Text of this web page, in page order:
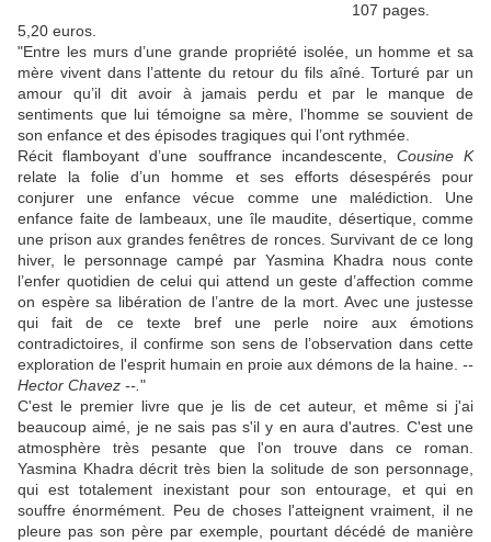
107 pages.
5,20 euros.
"Entre les murs d’une grande propriété isolée, un homme et sa
mère vivent dans l’attente du retour du fils aîné. Torturé par un
amour qu’il dit avoir à jamais perdu et par le manque de
sentiments que lui témoigne sa mère, l’homme se souvient de
son enfance et des épisodes tragiques qui l’ont rythmée.
Récit flamboyant d’une souffrance incandescente, Cousine K
relate la folie d’un homme et ses efforts désespérés pour
conjurer une enfance vécue comme une malédiction. Une
enfance faite de lambeaux, une île maudite, désertique, comme
une prison aux grandes fenêtres de ronces. Survivant de ce long
hiver, le personnage campé par Yasmina Khadra nous conte
l’enfer quotidien de celui qui attend un geste d’affection comme
on espère sa libération de l’antre de la mort. Avec une justesse
qui fait de ce texte bref une perle noire aux émotions
contradictoires, il confirme son sens de l’observation dans cette
exploration de l'esprit humain en proie aux démons de la haine. --
Hector Chavez -- "
C'est le premier livre que je lis de cet auteur, et même si j'ai
beaucoup aimé, je ne sais pas s'il y en aura d'autres. C'est une
atmosphère très pesante que l'on trouve dans ce roman.
Yasmina Khadra décrit très bien la solitude de son personnage,
qui est totalement inexistant pour son entourage, et qui en
souffre énormément. Peu de choses l'atteignent vraiment, il ne
pleure pas son père par exemple, pourtant décédé de manière